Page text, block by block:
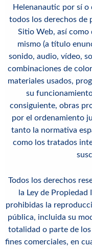
Helenanautic por sí
todos los derechos de
Sitio Web, así como
mismo (a título
sonido, audio, vídeo,
combinaciones de
materiales usados,
su
consiguiente, obras
por el ordenamiento
tanto la normativa
como los tratados
Todos los derechos
la Ley de
prohibidas la
pública, incluida su
totalidad o parte de
fines comerciales, en